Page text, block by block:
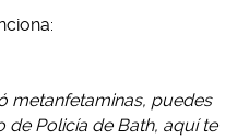
metanfetaminas, puedes
Policía de Bath, aquí te